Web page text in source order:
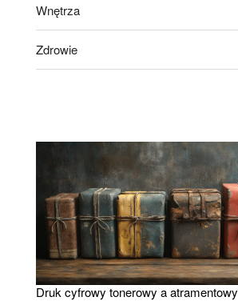
Wnętrza
Zdrowie
Druk cyfrowy tonerowy a atramentowy